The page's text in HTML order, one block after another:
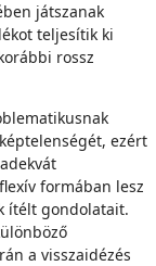
játszanak
teljesítik ki
rossz
ezért
formában lesz
ítélt gondolatait.
a visszaidézés